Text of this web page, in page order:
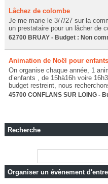
Lâchez de colombe
Je me marie le 3/7/27 sur la
un prestataire pour un lâcher de
62700 BRUAY - Budget : Non
Animation de Noël pour
On organise chaque année, 1
d’enfants , de 15hà16h voire
budget restreint, nous
45700 CONFLANS SUR LOING -
Recherche
Organiser un évènement